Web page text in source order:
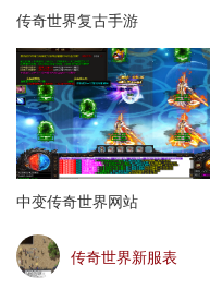
传奇世界复古手游
中变传奇世界网站
传奇世界新服表